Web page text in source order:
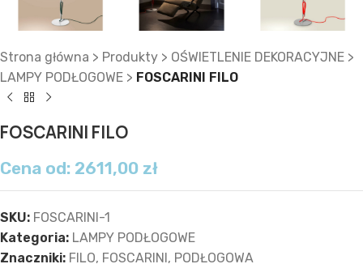
Strona główna > Produkty > OŚWIETLENIE DEKORACYJNE >
LAMPY PODŁOGOWE > FOSCARINI FILO
FOSCARINI FILO
Cena od: 2611,00 zł
SKU: FOSCARINI-1
Kategoria: LAMPY PODŁOGOWE
Znaczniki: FILO, FOSCARINI , PODŁOGOWA